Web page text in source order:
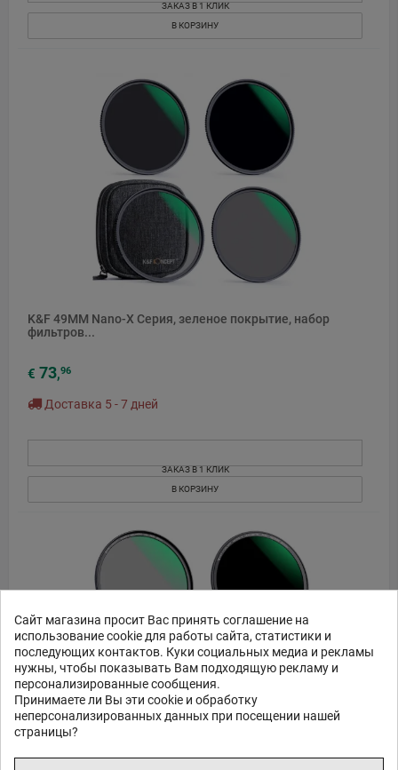
Сайт магазина просит Вас принять соглашение на
использование cookie для работы сайта, статистики и
последующих контактов. Куки социальных медиа и рекламы
нужны, чтобы показывать Вам подходящую рекламу и
персонализированные сообщения.
Принимаете ли Вы эти cookie и обработку
неперсонализированных данных при посещении нашей
страницы?
ЗАКАЗ В 1 КЛИК
В КОРЗИНУ
K&F 49MM Nano-X Серия, зеленое покрытие, набор
фильтров...
€ 73,96
Доставка 5 - 7 дней
ЗАКАЗ В 1 КЛИК
В КОРЗИНУ